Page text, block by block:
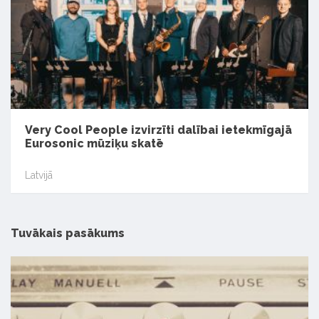
Very Cool People izvirzīti dalībai ietekmīgajā
Eurosonic mūziķu skatē
Latvijā
Tuvākais pasākums